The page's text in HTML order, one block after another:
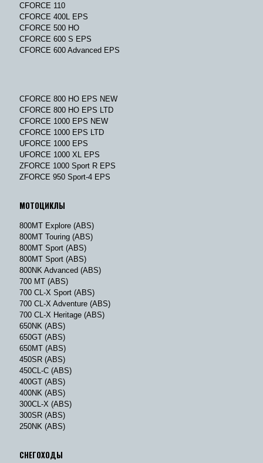
CFORCE 110
CFORCE 400L EPS
CFORCE 500 HO
CFORCE 600 S EPS
CFORCE 600 Advanced EPS
CFORCE 800 HO EPS NEW
CFORCE 800 HO EPS LTD
CFORCE 1000 EPS NEW
CFORCE 1000 EPS LTD
UFORCE 1000 EPS
UFORCE 1000 XL EPS
ZFORCE 1000 Sport R EPS
ZFORCE 950 Sport-4 EPS
МОТОЦИКЛЫ
800MT Explore (ABS)
800MT Touring (ABS)
800MT Sport (ABS)
800MT Sport (ABS)
800NK Advanced (ABS)
700 MT (ABS)
700 CL-X Sport (ABS)
700 CL-X Adventure (ABS)
700 CL-X Heritage (ABS)
650NK (ABS)
650GT (ABS)
650MT (ABS)
450SR (ABS)
450CL-C (ABS)
400GT (ABS)
400NK (ABS)
300CL-X (ABS)
300SR (ABS)
250NK (ABS)
СНЕГОХОДЫ